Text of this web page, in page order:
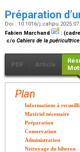
Préparation
Doi : 10.1016/
Fabien Marchand
:
c/o Cahiers de la puéricultrice
PDF Article
Plan
Informations à
Matériel nécessaire
Préparation
Conservation
Administration
Nettoyage du biberon